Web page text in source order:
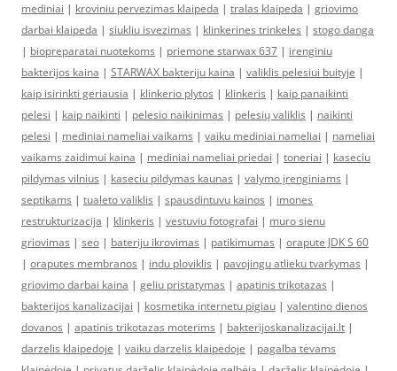
mediniai | kroviniu pervezimas klaipeda | tralas klaipeda | griovimo
darbai klaipeda | siukliu isvezimas | klinkerines trinkeles | stogo danga
| biopreparatai nuotekoms | priemone starwax 637 | irenginiu
bakterijos kaina | STARWAX bakteriju kaina | valiklis pelesiui buityje |
kaip isirinkti geriausia | klinkerio plytos | klinkeris | kaip panaikinti
pelesi | kaip naikinti | pelesio naikinimas | pelesių valiklis | naikinti
pelesi | mediniai nameliai vaikams | vaiku mediniai nameliai | nameliai
vaikams zaidimui kaina | mediniai nameliai priedai | toneriai | kaseciu
pildymas vilnius | kaseciu pildymas kaunas | valymo įrenginiams |
septikams | tualeto valiklis | spausdintuvu kainos | imones
restrukturizacija | klinkeris | vestuviu fotografai | muro sienu
griovimas | seo | bateriju ikrovimas | patikimumas | orapute JDK S 60
| oraputes membranos | indu ploviklis | pavojingu atlieku tvarkymas |
griovimo darbai kaina | geliu pristatymas | apatinis trikotazas |
bakterijos kanalizacijai | kosmetika internetu pigiau | valentino dienos
dovanos | apatinis trikotazas moterims | bakterijoskanalizacijai.lt |
darzelis klaipedoje | vaiku darzelis klaipedoje | pagalba tėvams